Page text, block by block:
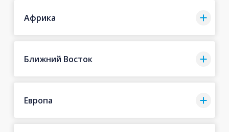
Африка
Ближний Восток
Европа